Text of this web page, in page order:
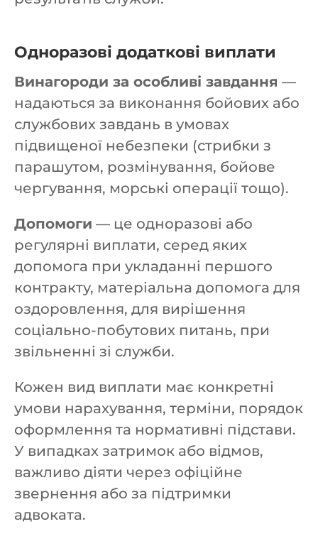
Одноразові додаткові виплати
Винагороди за особливі завдання —
надаються за виконання бойових або
службових завдань в умовах
підвищеної небезпеки (стрибки з
парашутом, розмінування, бойове
чергування, морські операції тощо).
Допомоги — це одноразові або
регулярні виплати, серед яких
допомога при укладанні першого
контракту, матеріальна допомога для
оздоровлення, для вирішення
соціально-побутових питань, при
звільненні зі служби.
Кожен вид виплати має конкретні
умови нарахування, терміни, порядок
оформлення та нормативні підстави.
У випадках затримок або відмов,
важливо діяти через офіційне
звернення або за підтримки
адвоката.